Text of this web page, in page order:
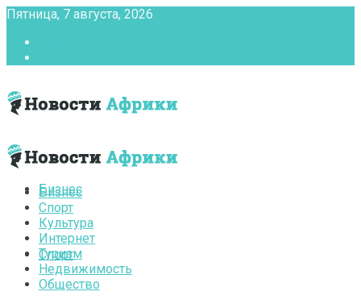
Пятница, 7 августа, 2026
Бизнес
Спорт
Бизнес
Спорт
Культура
Интернет
Туризм
Недвижимость
Общество